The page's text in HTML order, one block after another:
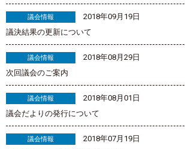
議会情報
2018年09月19日
議決結果の更新について
議会情報
2018年08月29日
次回議会のご案内
議会情報
2018年08月01日
議会だよりの発行について
議会情報
2018年07月19日